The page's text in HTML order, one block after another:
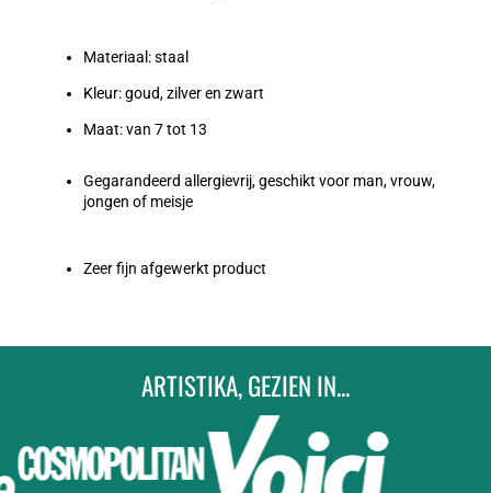
Materiaal: staal
Kleur: goud, zilver en zwart
Maat: van 7 tot 13
Gegarandeerd allergievrij, geschikt voor man, vrouw,
jongen of meisje
Zeer fijn afgewerkt product
ARTISTIKA, GEZIEN IN...